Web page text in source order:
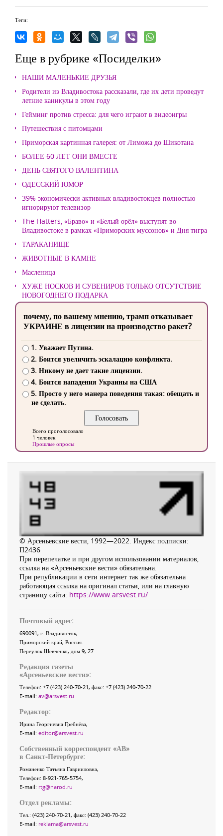
Теги:
Еще в рубрике «Посиделки»
НАШИ МАЛЕНЬКИЕ ДРУЗЬЯ
Родители из Владивостока рассказали, где их дети проведут
летние каникулы в этом году
Гейминг против стресса: для чего играют в видеоигры
Путешествия с питомцами
Приморская картинная галерея: от Лиможа до Шикотана
БОЛЕЕ 60 ЛЕТ ОНИ ВМЕСТЕ
ДЕНЬ СВЯТОГО ВАЛЕНТИНА
ОДЕССКИЙ ЮМОР
39% экономически активных владивостокцев полностью
игнорируют телевизор
The Hatters, «Браво» и «Белый орёл» выступят во
Владивостоке в рамках «Приморских муссонов» и Дня тигра
ТАРАКАНИЩЕ
ЖИВОТНЫЕ В КАМНЕ
Масленица
ХУЖЕ НОСКОВ И СУВЕНИРОВ ТОЛЬКО ОТСУТСТВИЕ
НОВОГОДНЕГО ПОДАРКА
почему, по вашему мнению, трамп отказывает
УКРАИНЕ в лицензии на производство ракет?
1. Уважает Путина.
2. Боится увеличить эскалацию конфликта.
3. Никому не дает такие лицензии.
4. Боится нападения Украины на США
5. Просто у него манера поведения такая: обещать и
не сделать.
Всего проголосовало
1 человек
Прошлые опросы
© Арсеньевские вести, 1992—2022. Индекс подписки:
П2436
При перепечатке и при другом использовании материалов,
ссылка на «Арсеньевские вести» обязательна.
При републикации в сети интернет так же обязательна
работающая ссылка на оригинал статьи, или на главную
страницу сайта: https://www.arsvest.ru/
Почтовый адрес:
690091, г. Владивосток,
Приморский край, Россия
Переулок Шевченко, дом 9, 27
Редакция газеты
«Арсеньевские вести»:
Телефон: +7 (423) 240-70-21, факс: +7 (423) 240-70-22
E-mail: av@arsvest.ru
Редактор:
Ирина Георгиевна Гребнёва,
E-mail: editor@arsvest.ru
Собственный корреспондент «АВ»
в Санкт-Петербурге:
Романенко Татьяна Гаврииловна,
Телефон: 8-921-765-5754,
E-mail: rtg@narod.ru
Отдел рекламы:
Тел.: (423) 240-70-21, факс: (423) 240-70-22
E-mail: reklama@arsvest.ru